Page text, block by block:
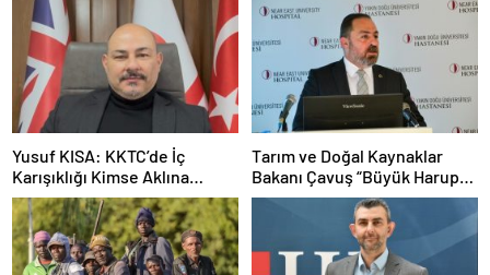
Yusuf KISA: KKTC’de İç
Karışıklığı Kimse Aklına
Getirmesin
Tarım ve Doğal Kaynaklar
Bakanı Çavuş “Büyük Harup
Çalıştayı”na katıldı